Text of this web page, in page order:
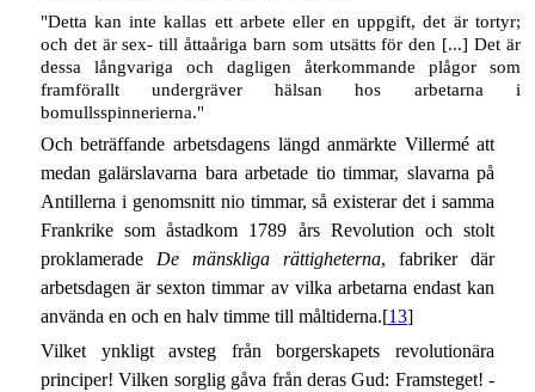
"Detta kan inte kallas ett arbete eller en uppgift, det är tortyr;
och det är sex- till åttaåriga barn som utsätts för den [...] Det är
dessa långvariga och dagligen återkommande plågor som
framförallt undergräver hälsan hos arbetarna i
bomullsspinnerierna."
Och beträffande arbetsdagens längd anmärkte Villermé att
medan galärslavarna bara arbetade tio timmar, slavarna på
Antillerna i genomsnitt nio timmar, så existerar det i samma
Frankrike som åstadkom 1789 års Revolution och stolt
proklamerade De mänskliga rättigheterna, fabriker där
arbetsdagen är sexton timmar av vilka arbetarna endast kan
använda en och en halv timme till måltiderna.[13]
Vilket ynkligt avsteg från borgerskapets revolutionära
principer! Vilken sorglig gåva från deras Gud: Framsteget! -